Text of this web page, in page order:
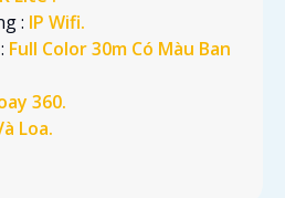
: IP Wifi.
Full Color 30m Có Màu Ban
360.
Loa.